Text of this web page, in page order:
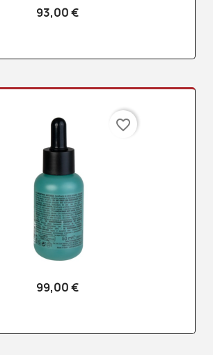
93,00 €
99,00 €
favorite_border